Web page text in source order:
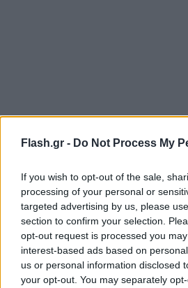
Flash.gr - Do Not Process My
If you wish to opt-out of the sale,
processing of your personal or
targeted advertising by us, please
section to confirm your selection.
opt-out request is processed you
interest-based ads based on
us or personal information disclosed
your opt-out. You may separately